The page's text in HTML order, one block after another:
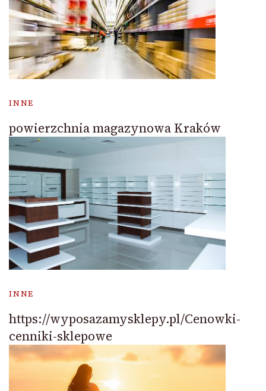
INNE
powierzchnia magazynowa Kraków
INNE
https://wyposazamysklepy.pl/Cenowki-
cenniki-sklepowe